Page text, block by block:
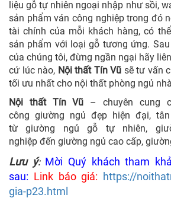
liệu gỗ tự nhiên ngoại nhập như sồi,
sản phẩm ván công nghiệp trong đó
tài chính của mỗi khách hàng, có
sản phẩm với loại gỗ tương ứng.
của chúng tôi, đừng ngần ngại hãy
cứ lúc nào, Nội thất Tín Vũ sẽ tư vấn
tối ưu nhất cho nội thất phòng ngủ
Nội thất Tín Vũ – chuyên cung
công giường ngủ đẹp hiện đại,
từ giường ngủ gỗ tự nhiên,
nghiệp đến giường ngủ cao cấp,
Lưu ý: Mời Quý khách tham
sau: Link báo giá: https://
gia-p23.html